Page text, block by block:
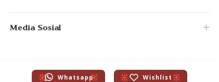
Media Sosial
Whatsapp Wishlist